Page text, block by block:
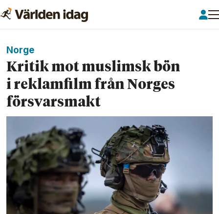
Norge
Kritik mot muslimsk bön
i reklamfilm från Norges
försvarsmakt